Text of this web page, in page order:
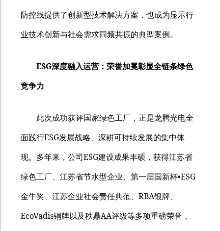
防控线提供了创新型技术解决方案，也成为显示行
业技术创新与社会需求同频共振的典型案例。
ESG深度融入运营：荣誉加冕彰显全链条绿色
竞争力
此次成功获评国家绿色工厂，正是龙腾光电全
面践行ESG发展战略、深耕可持续发展的集中体
现。多年来，公司 ESG建设成果丰硕，获得江苏省
绿色工厂、江苏省节水型企业、第一届国新杯•ESG
金牛奖、江苏企业社会责任典范、 RBA银牌、
EcoVadis铜牌以及秩鼎AA评级等多项重磅荣誉，